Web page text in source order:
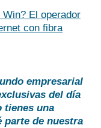
Win? El operador
con fibra
empresarial
del día
tienes una
parte de nuestra